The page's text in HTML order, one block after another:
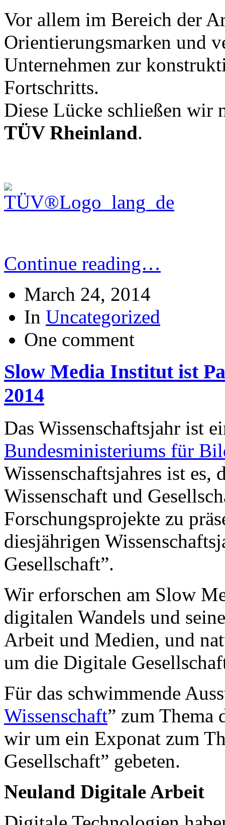
Vor allem im Bereich der
Orientierungsmarken und
Unternehmen zur
Fortschritts.
Diese Lücke schließen wir
TÜV Rheinland.
Continue reading…
March 24, 2014
In Uncategorized
One comment
Slow Media Institut ist
2014
Das Wissenschaftsjahr ist
Bundesministeriums für
Wissenschaftsjahres ist es,
Wissenschaft und
Forschungsprojekte zu
diesjährigen
Gesellschaft”.
Wir erforschen am Slow
digitalen Wandels und
Arbeit und Medien, und
um die Digitale
Für das schwimmende
Wissenschaft” zum Thema
wir um ein Exponat zum
Gesellschaft” gebeten.
Neuland Digitale Arbeit